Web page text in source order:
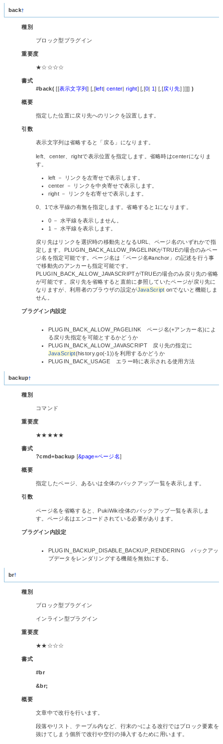
back†
種別
ブロック型プラグイン
重要度
★☆☆☆☆
書式
#back([[表示文字列] [,[left| center|right] [,[0| 1] [,[戻り先] ]]]] )
概要
指定した位置に戻り先へのリンクを設置します。
引数
表示文字列は省略すると「戻る」になります。
left、center、rightで表示位置を指定します。省略時はcenterになりま
す。
left － リンクを左寄せで表示します。
center － リンクを中央寄せで表示します。
right － リンクを右寄せで表示します。
0、1で水平線の有無を指定します。省略すると1になります。
0 － 水平線を表示しません。
1 － 水平線を表示します。
戻り先はリンクを選択時の移動先となるURL、ページ名のいずれかで指
定します。PLUGIN_BACK_ALLOW_PAGELINKがTRUEの場合のみペー
ジ名を指定可能です。ページ名は「ページ名#anchor」の記述を行う事
で移動先のアンカーも指定可能です。
PLUGIN_BACK_ALLOW_JAVASCRIPTがTRUEの場合のみ戻り先の省略
が可能です。戻り先を省略すると直前に参照していたページが戻り先に
なりますが、利用者のブラウザの設定がJavaScript onでないと機能しま
せん。
プラグイン内設定
PLUGIN_BACK_ALLOW_PAGELINK ページ名(+アンカー名)によ
る戻り先指定を可能とするかどうか
PLUGIN_BACK_ALLOW_JAVASCRIPT 戻り先の指定に
JavaScript(history.go(-1))を利用するかどうか
PLUGIN_BACK_USAGE エラー時に表示される使用方法
backup†
種別
コマンド
重要度
★★★★★
書式
?cmd=backup [&page=ページ名]
概要
指定したページ、あるいは全体のバックアップ一覧を表示します。
引数
ページ名を省略すると、PukiWiki全体のバックアップ一覧を表示しま
す。ページ名はエンコードされている必要があります。
プラグイン内設定
PLUGIN_BACKUP_DISABLE_BACKUP_RENDERING バックアッ
プデータをレンダリングする機能を無効にする。
br†
種別
ブロック型プラグイン
インライン型プラグイン
重要度
★★☆☆☆
書式
#br
&br;
概要
文章中で改行を行います。
段落やリスト、テーブル内など、行末の~による改行ではブロック要素を
抜けてしまう個所で改行や空行の挿入するために用います。